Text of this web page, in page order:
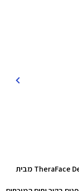
מכשיר עיסוי להפחתת נפיחות TheraFace Depuffing Wand מבית